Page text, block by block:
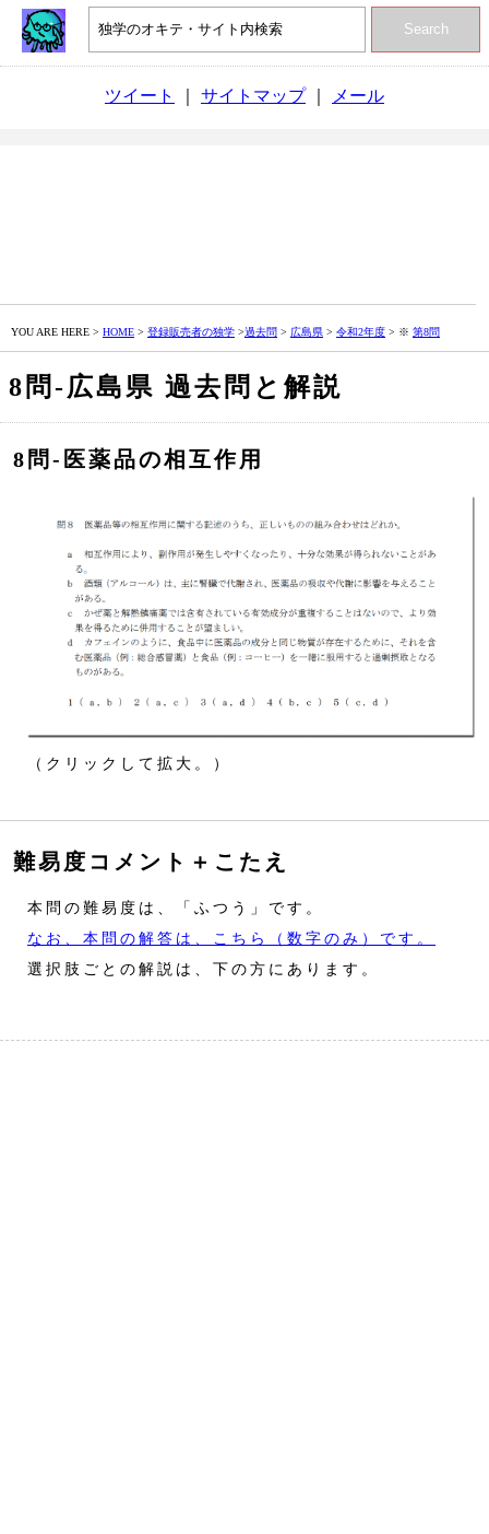
Search
ツイート サイトマップ｜ メール
YOU ARE HERE > HOME > 登録販売者の独学 >過去問 > 広島県 > 令和2年度 > ※ 第8問
8問‐広島県 過去問と解説
8問‐医薬品の相互作用
（クリックして拡大。）
難易度コメント＋こたえ
本問の難易度は、「ふつう」です。
なお、本問の解答は、こちら（数字のみ）です。
選択肢ごとの解説は、下の方にあります。